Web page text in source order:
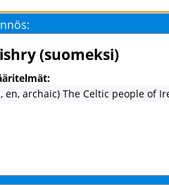
(suomeksi)
en, archaic) The Celtic people of